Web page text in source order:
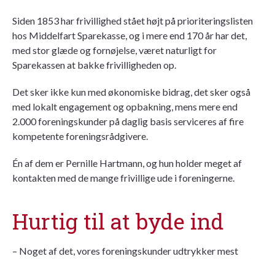
Siden 1853 har frivillighed stået højt på prioriteringslisten
hos Middelfart Sparekasse, og i mere end 170 år har det,
med stor glæde og fornøjelse, været naturligt for
Sparekassen at bakke frivilligheden op.
Det sker ikke kun med økonomiske bidrag, det sker også
med lokalt engagement og opbakning, mens mere end
2.000 foreningskunder på daglig basis serviceres af fire
kompetente foreningsrådgivere.
Én af dem er Pernille Hartmann, og hun holder meget af
kontakten med de mange frivillige ude i foreningerne.
Hurtig til at byde ind
– Noget af det, vores foreningskunder udtrykker mest